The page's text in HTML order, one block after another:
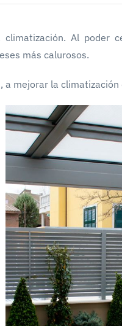
climatización. Al poder
más calurosos.
mejorar la